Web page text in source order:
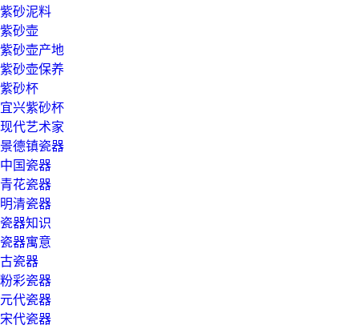
紫砂泥料
紫砂壶
紫砂壶产地
紫砂壶保养
紫砂杯
宜兴紫砂杯
现代艺术家
景德镇瓷器
中国瓷器
青花瓷器
明清瓷器
瓷器知识
瓷器寓意
古瓷器
粉彩瓷器
元代瓷器
宋代瓷器